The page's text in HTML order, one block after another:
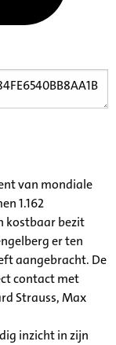
van mondiale
1.162
kostbaar bezit
er ten
aangebracht. De
contact met
Strauss, Max
inzicht in zijn